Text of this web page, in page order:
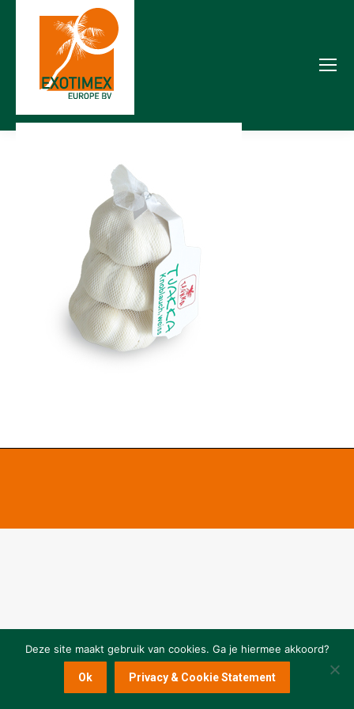
Deze site maakt gebruik van cookies. Ga je hiermee akkoord?
Ok Privacy & Cookie Statement